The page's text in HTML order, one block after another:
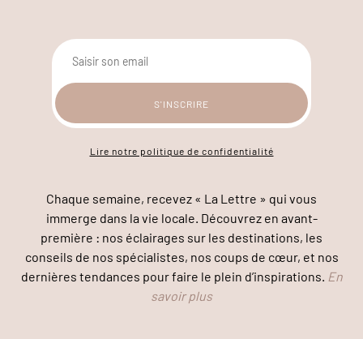
Lire notre politique de confidentialité
Chaque semaine, recevez « La Lettre » qui vous
immerge dans la vie locale. Découvrez en avant-
première : nos éclairages sur les destinations, les
conseils de nos spécialistes, nos coups de cœur, et nos
dernières tendances pour faire le plein d’inspirations. En
savoir plus